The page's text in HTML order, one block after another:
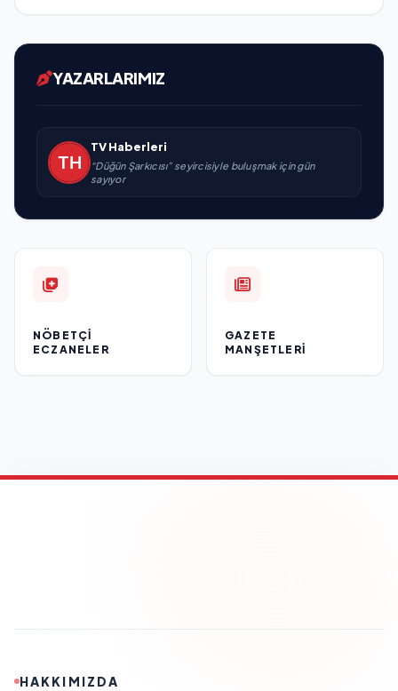
YAZARLARIMIZ
TV Haberleri
“Düğün Şarkıcısı” seyircisiyle buluşmak için gün
sayıyor
NÖBETÇI
ECZANELER
GAZETE
MANŞETLERI
HAKKIMIZDA